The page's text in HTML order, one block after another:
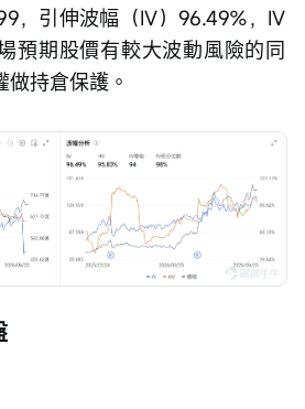
，引伸波幅（IV）96.49%，IV
預期股價有較大波動風險的同
持倉保護。